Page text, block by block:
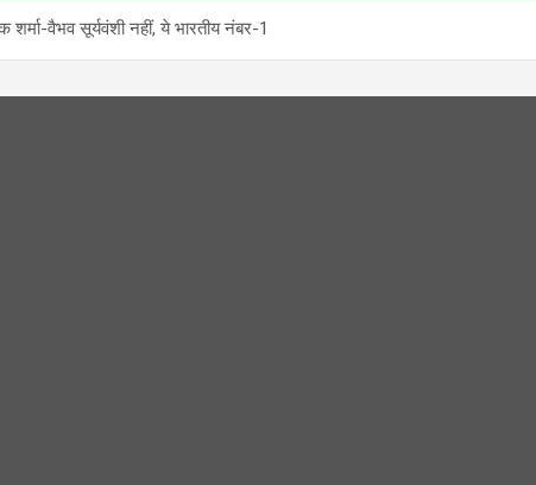
वैभव सूर्यवंशी नहीं, ये भारतीय नंबर-1